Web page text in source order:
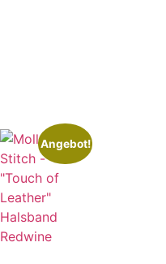
Angebot!